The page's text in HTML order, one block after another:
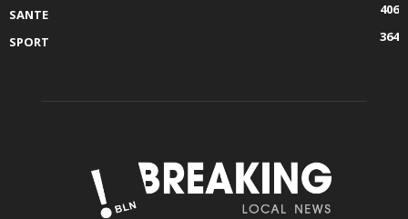
SANTE
406
SPORT
364